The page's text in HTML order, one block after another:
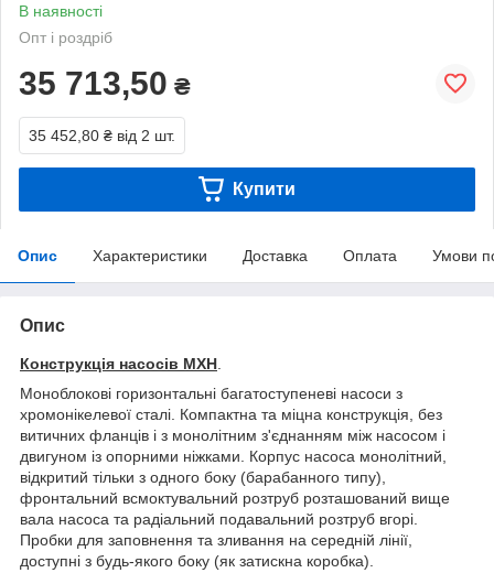
В наявності
Опт і роздріб
35 713,50 ₴
35 452,80 ₴ від 2 шт.
Купити
Опис Характеристики Доставка Оплата Умови
Опис
Конструкція насосів MXH
Моноблокові горизонтальні багатоступеневі насоси з
хромонікелевої сталі. Компактна та міцна конструкція, без
витичних фланців і з монолітним з'єднанням між насосом і
двигуном із опорними ніжками. Корпус насоса монолітний,
відкритий тільки з одного боку (барабанного типу),
фронтальний всмоктувальний розтруб розташований вище
вала насоса та радіальний подавальний розтруб вгорі.
Пробки для заповнення та зливання на середній лінії,
доступні з будь-якого боку (як затискна коробка).